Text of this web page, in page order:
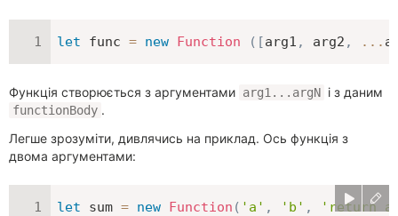
let func = new Function ( [arg1 , arg2 , ...
Функція створюється з аргументами arg1...argN і з даним
functionBody .
Легше зрозуміти, дивлячись на приклад. Ось функція з
двома аргументами:
let sum = new Function ( 'a' , 'b' , 'return